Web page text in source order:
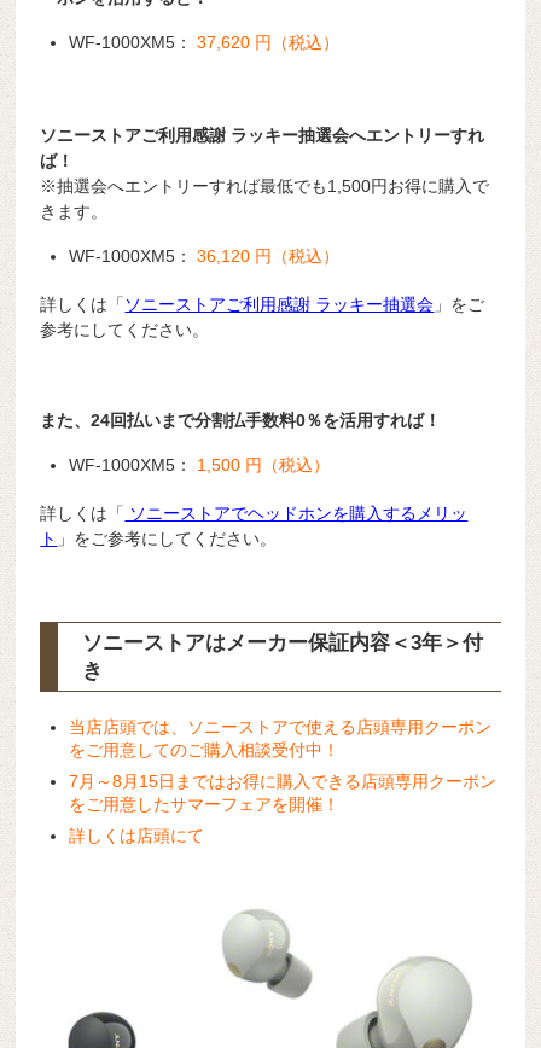
WF-1000XM5：37,620 円（税込）
ソニーストアご利用感謝 ラッキー抽選会へエントリーすれ
ば！
※抽選会へエントリーすれば最低でも1,500円お得に購入で
きます。
WF-1000XM5：36,120 円（税込）
詳しくは「 ソニーストアご利用感謝 ラッキー抽選会 」をご
参考にしてください。
また、24回払いまで分割払手数料0％を活用すれば！
WF-1000XM5： 1,500 円（税込）
詳しくは「 ソニーストアでヘッドホンを購入するメリッ
ト 」をご参考にしてください。
ソニーストアはメーカー保証内容 ＜3年＞付
き
当店店頭では、ソニーストアで使える店頭専用クーポン
をご用意してのご購入相談受付中！
7月～8月15日まではお得に購入できる店頭専用クーポン
をご用意したサマーフェアを開催！
詳しくは店頭にて